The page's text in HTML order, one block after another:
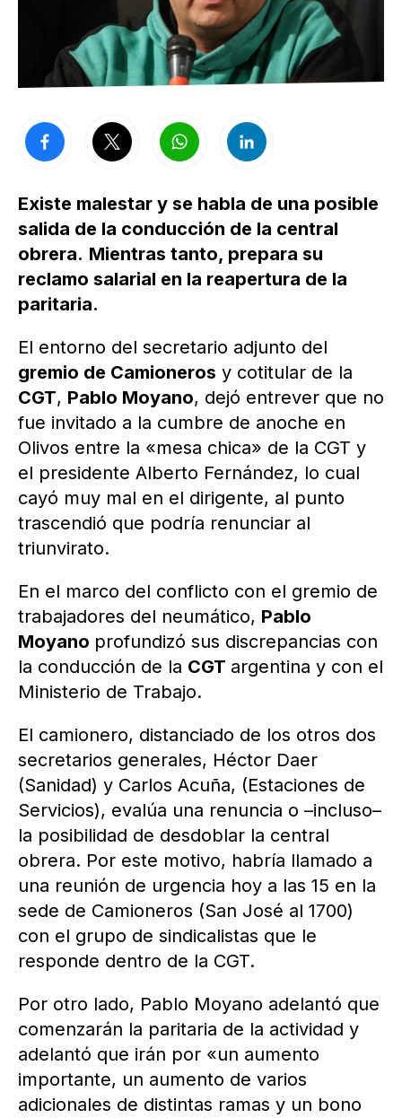
Existe malestar y se habla de una posible
salida de la conducción de la central
obrera. Mientras tanto, prepara su
reclamo salarial en la reapertura de la
paritaria.
El entorno del secretario adjunto del
gremio de Camioneros y cotitular de la
CGT, Pablo Moyano, dejó entrever que no
fue invitado a la cumbre de anoche en
Olivos entre la «mesa chica» de la CGT y
el presidente Alberto Fernández, lo cual
cayó muy mal en el dirigente, al punto
trascendió que podría renunciar al
triunvirato.
En el marco del conflicto con el gremio de
trabajadores del neumático, Pablo
Moyano profundizó sus discrepancias con
la conducción de la CGT argentina y con el
Ministerio de Trabajo.
El camionero, distanciado de los otros dos
secretarios generales, Héctor Daer
(Sanidad) y Carlos Acuña, (Estaciones de
Servicios), evalúa una renuncia o –incluso–
la posibilidad de desdoblar la central
obrera. Por este motivo, habría llamado a
una reunión de urgencia hoy a las 15 en la
sede de Camioneros (San José al 1700)
con el grupo de sindicalistas que le
responde dentro de la CGT.
Por otro lado, Pablo Moyano adelantó que
comenzarán la paritaria de la actividad y
adelantó que irán por «un aumento
importante, un aumento de varios
adicionales de distintas ramas y un bono